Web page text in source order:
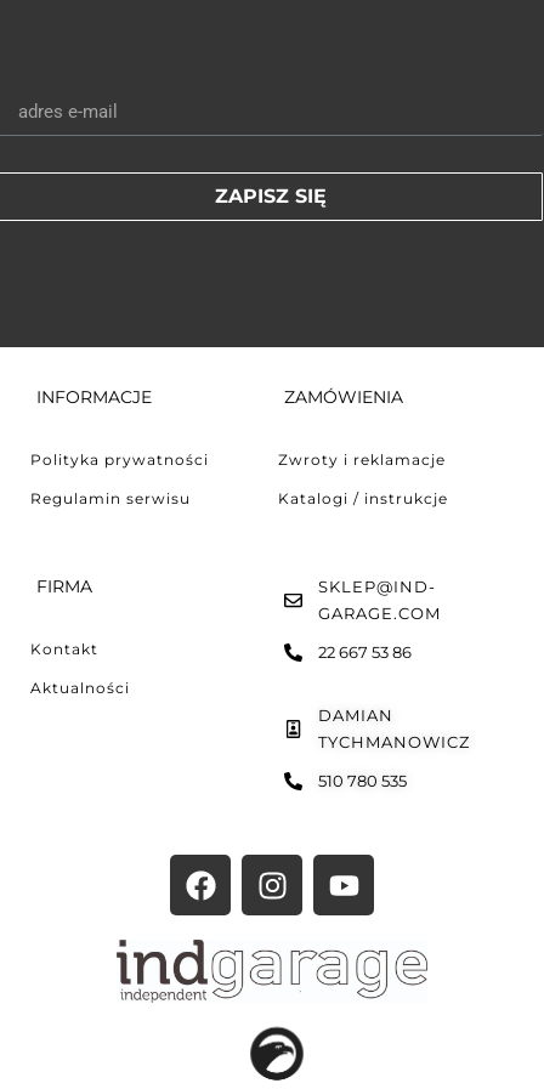
ZAPISZ SIĘ
INFORMACJE
Polityka prywatności
Regulamin serwisu
ZAMÓWIENIA
Zwroty i reklamacje
Katalogi / instrukcje
FIRMA
Kontakt
Aktualności
SKLEP@IND-
GARAGE.COM
22 667 53 86
DAMIAN
TYCHMANOWICZ
510 780 535